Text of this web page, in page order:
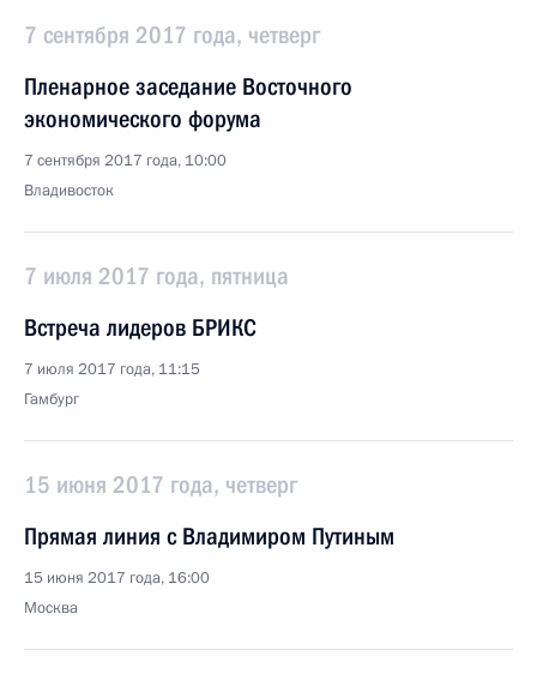
7 сентября 2017 года, четверг
Пленарное заседание Восточного
экономического форума
7 сентября 2017 года, 10:00
Владивосток
7 июля 2017 года, пятница
Встреча лидеров БРИКС
7 июля 2017 года, 11:15
Гамбург
15 июня 2017 года, четверг
Прямая линия с Владимиром Путиным
15 июня 2017 года, 16:00
Москва